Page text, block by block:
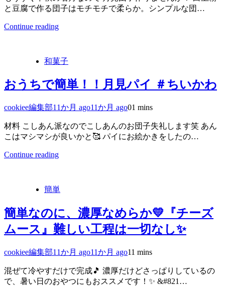
と豆腐で作る団子はモチモチで柔らか。シンプルな団…
Continue reading
和菓子
おうちで簡単！！月見パイ ＃ちいかわ
cookiee編集部11か月 ago11か月 ago01 mins
材料 こしあん派なのでこしあんのお団子失礼します笑 あん
こはマシマシが良いかと🥰 パイにお絵かきをしたの…
Continue reading
簡単
簡単なのに、濃厚なめらか💛『チーズ
ムース』難しい工程は一切なし✨
cookiee編集部11か月 ago11か月 ago11 mins
混ぜて冷やすだけで完成🎵 濃厚だけどさっぱりしているの
で、暑い日のおやつにもおススメです！✨ &#821…